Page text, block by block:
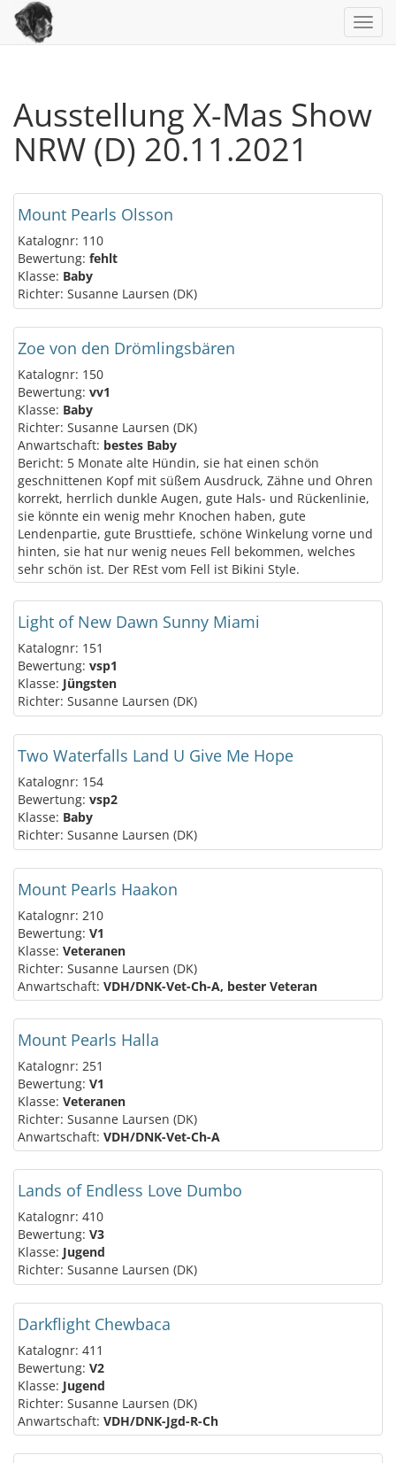
Ausstellung X-Mas Show
NRW (D) 20.11.2021
Mount Pearls Olsson
Katalognr: 110
Bewertung: fehlt
Klasse: Baby
Richter: Susanne Laursen (DK)
Zoe von den Drömlingsbären
Katalognr: 150
Bewertung: vv1
Klasse: Baby
Richter: Susanne Laursen (DK)
Anwartschaft: bestes Baby
Bericht: 5 Monate alte Hündin, sie hat einen schön
geschnittenen Kopf mit süßem Ausdruck, Zähne und Ohren
korrekt, herrlich dunkle Augen, gute Hals- und Rückenlinie,
sie könnte ein wenig mehr Knochen haben, gute
Lendenpartie, gute Brusttiefe, schöne Winkelung vorne und
hinten, sie hat nur wenig neues Fell bekommen, welches
sehr schön ist. Der REst vom Fell ist Bikini Style.
Light of New Dawn Sunny Miami
Katalognr: 151
Bewertung: vsp1
Klasse: Jüngsten
Richter: Susanne Laursen (DK)
Two Waterfalls Land U Give Me Hope
Katalognr: 154
Bewertung: vsp2
Klasse: Baby
Richter: Susanne Laursen (DK)
Mount Pearls Haakon
Katalognr: 210
Bewertung: V1
Klasse: Veteranen
Richter: Susanne Laursen (DK)
Anwartschaft: VDH/DNK-Vet-Ch-A, bester Veteran
Mount Pearls Halla
Katalognr: 251
Bewertung: V1
Klasse: Veteranen
Richter: Susanne Laursen (DK)
Anwartschaft: VDH/DNK-Vet-Ch-A
Lands of Endless Love Dumbo
Katalognr: 410
Bewertung: V3
Klasse: Jugend
Richter: Susanne Laursen (DK)
Darkflight Chewbaca
Katalognr: 411
Bewertung: V2
Klasse: Jugend
Richter: Susanne Laursen (DK)
Anwartschaft: VDH/DNK-Jgd-R-Ch